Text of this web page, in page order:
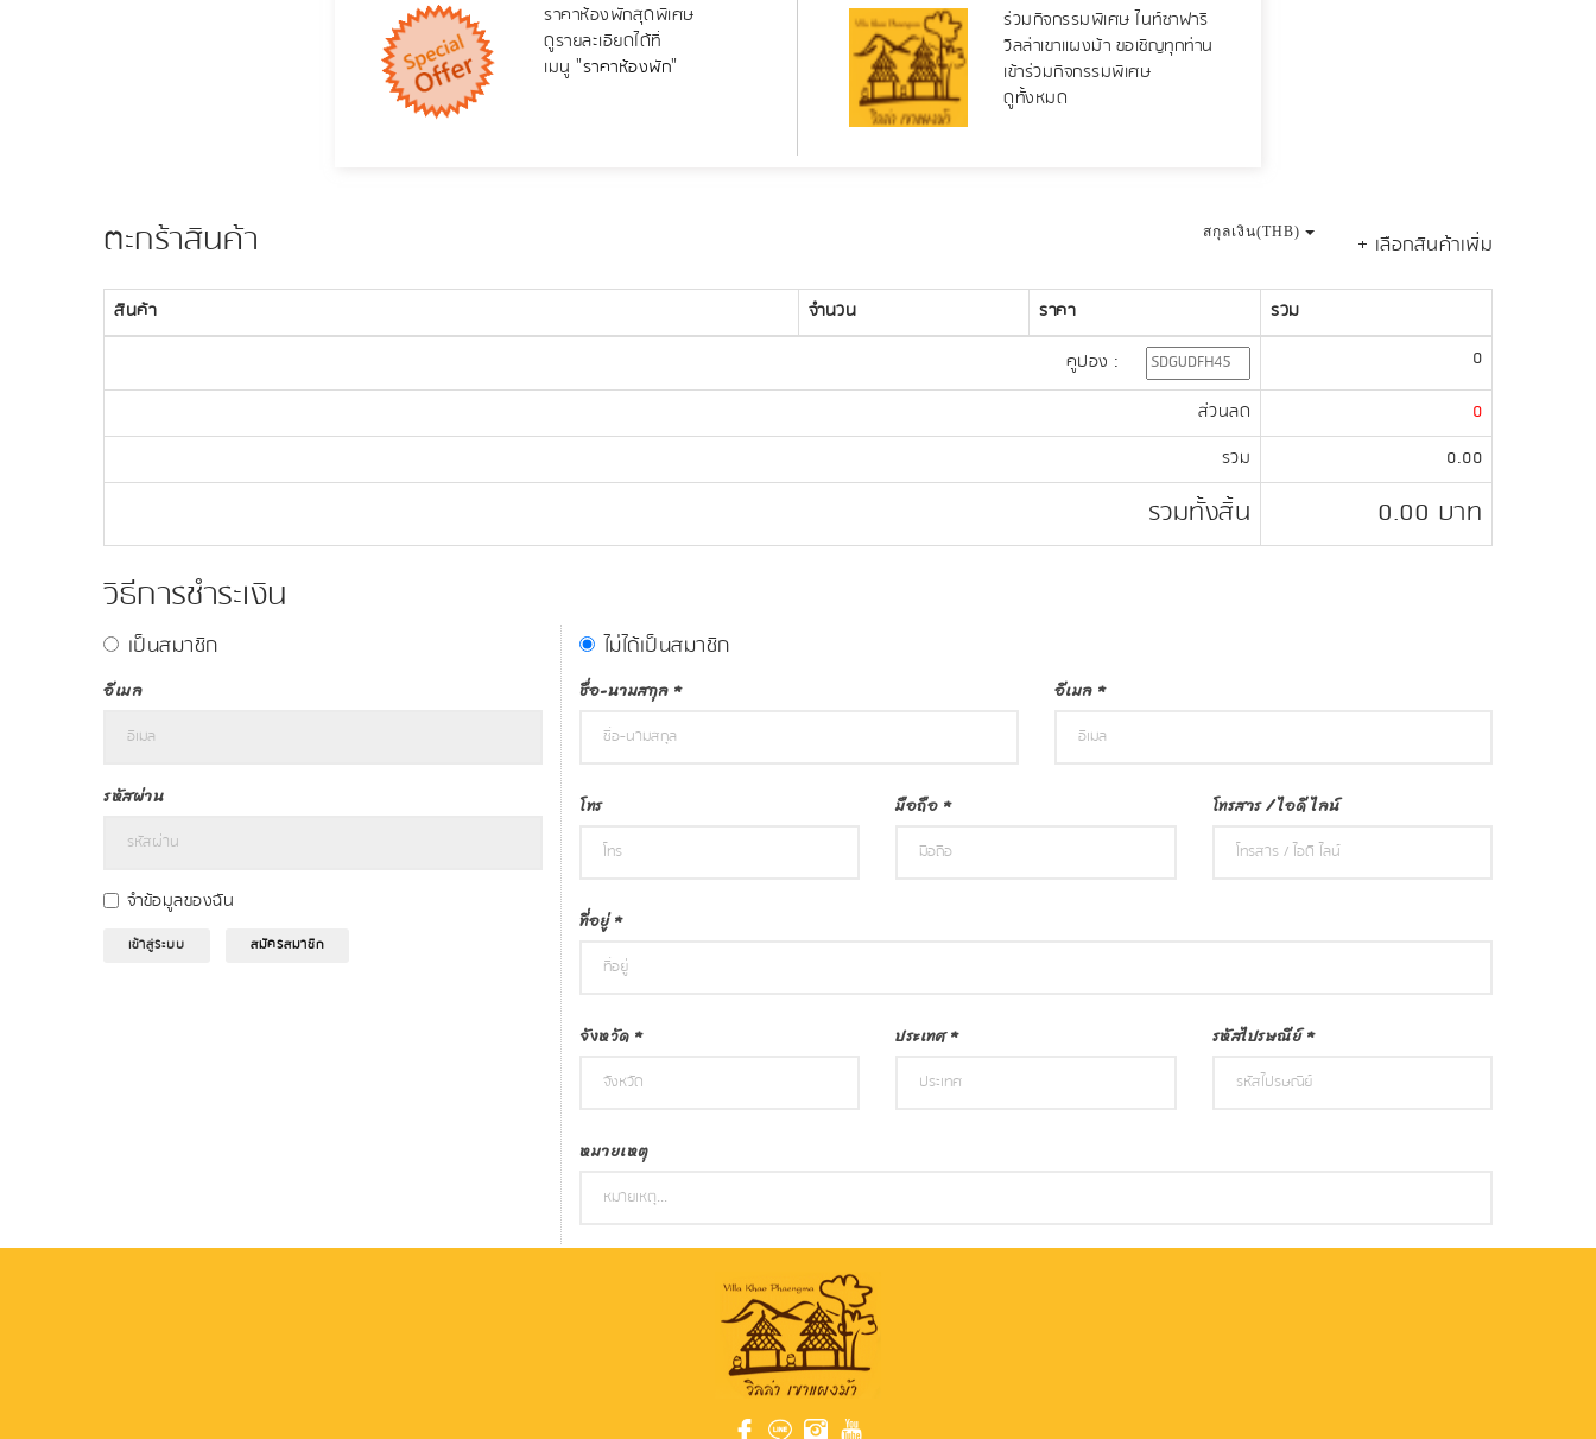
ราคาห้องพักสุดพิเศษ
ดูรายละเอียดได้ที่
เมนู "ราคาห้องพัก"
ร่วมกิจกรรมพิเศษ ไนท์ซาฟารี
วิลล่าเขาแผงม้า ขอเชิญทุกท่าน
เข้าร่วมกิจกรรมพิเศษ
ดูทั้งหมด
ตะกร้าสินค้า + เลือกสินค้าเพิ่ม
สกุลเงิน(THB)
สินค้า จำนวน ราคา
รวม
คูปอง :
0
ส่วนลด
0
รวม
0.00
รวมทั้งสิ้น 0.00 บาท
วิธีการชำระเงิน
เป็นสมาชิก
อีเมล
รหัสผ่าน
จำข้อมูลของฉัน
เข้าสู่ระบบ สมัครสมาชิก
ไม่ได้เป็นสมาชิก
ชื่อ-นามสกุล * อีเมล *
โทร มือถือ * โทรสาร / ไอดี ไลน์
ที่อยู่*
จังหวัด * ประเทศ* รหัสไปรษณีย์*
หมายเหตุ